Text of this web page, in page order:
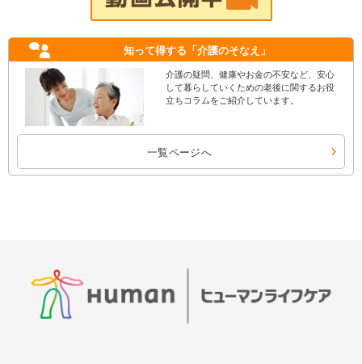
知って得する 「介護のそなえ」
介護の疑問、健康やお金の不安など、安心
して暮らしていくための老後に関するお役
立ちコラムをご紹介しています。
一覧ページへ